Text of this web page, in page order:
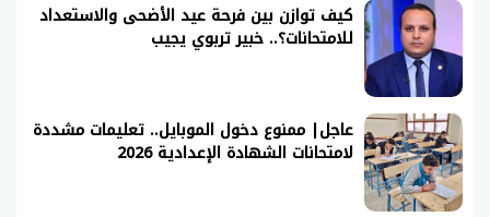
كيف توازن بين فرحة عيد الأضحى والاستعداد
للامتحانات؟.. خبير تربوي يجيب
عاجل| ممنوع دخول الموبايل.. تعليمات مشددة
لامتحانات الشهادة الإعدادية 2026